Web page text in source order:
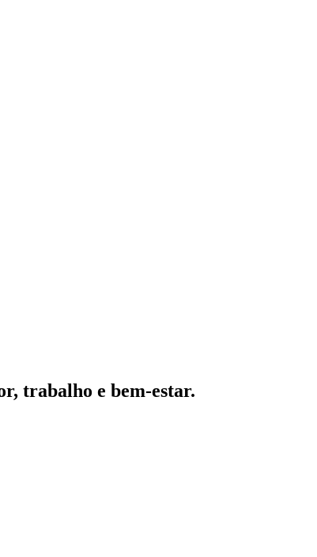
trabalho e bem-estar.